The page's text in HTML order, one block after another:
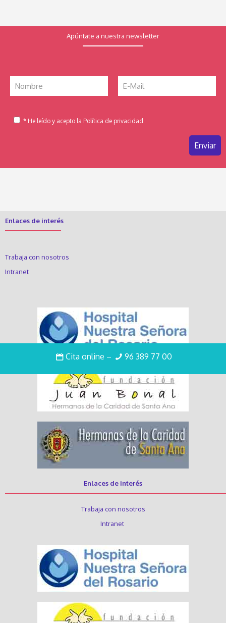
Cita online – 96 389 77 00
Apúntate a nuestra newsletter
* He leído y acepto la Política de privacidad
Enlaces de interés
Trabaja con nosotros
Intranet
Enlaces de interés
Trabaja con nosotros
Intranet